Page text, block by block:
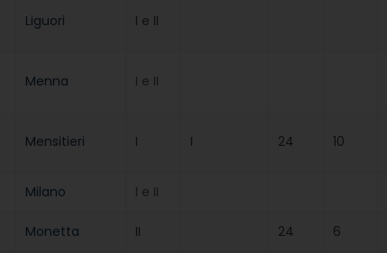
Liguori I e II
Menna I e II
Mensitieri I I 24 10
Milano I e II
Monetta II 24 6